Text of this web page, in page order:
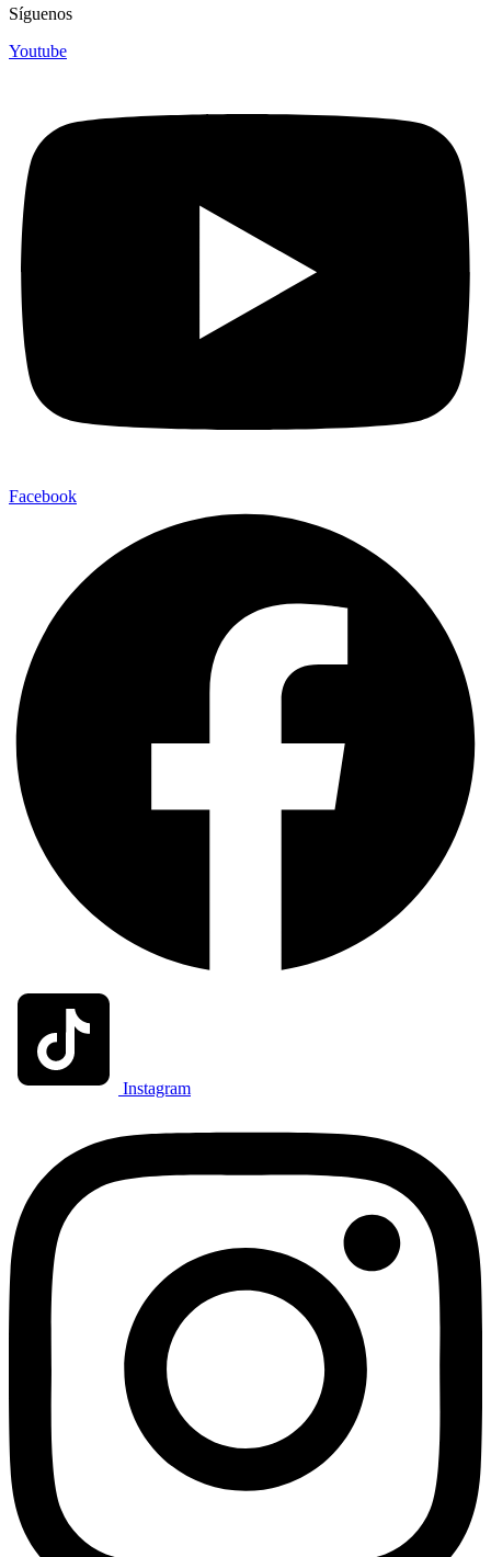
Síguenos
Youtube
Facebook
Instagram